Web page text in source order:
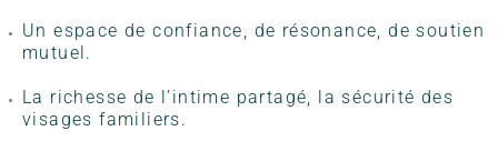
Un espace de confiance, de résonance, de soutien
mutuel.
La richesse de l’intime partagé, la sécurité des
visages familiers.